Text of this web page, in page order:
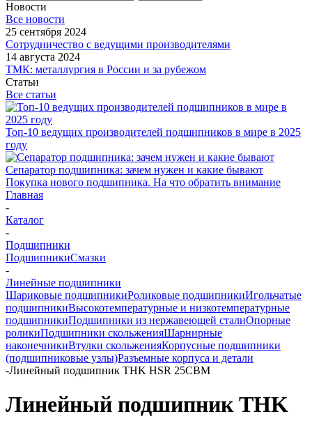
Новости
Все новости
25 сентября 2024
Сотрудничество с ведущими производителями
14 августа 2024
ТМК: металлургия в России и за рубежом
Статьи
Все статьи
Топ-10 ведущих производителей подшипников в мире в 2025
году
Сепаратор подшипника: зачем нужен и какие бывают
Покупка нового подшипника. На что обратить внимание
Главная
-
Каталог
-
Подшипники
ПодшипникиСмазки
-
Линейные подшипники
Шариковые подшипникиРоликовые подшипникиИгольчатые
подшипникиВысокотемпературные и низкотемпературные
подшипникиПодшипники из нержавеющей сталиОпорные
роликиПодшипники скольженияШарнирные
наконечникиВтулки скольженияКорпусные подшипники
(подшипниковые узлы)Разъемные корпуса и детали
-Линейный подшипник THK HSR 25CBM
Линейный подшипник THK